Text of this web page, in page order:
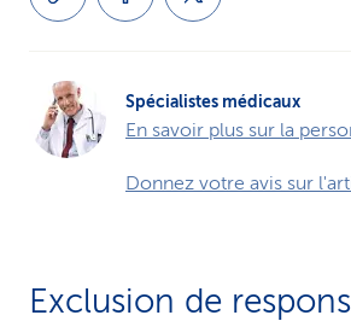
Spécialistes médicaux
En savoir plus sur la
Donnez votre avis sur
Exclusion de